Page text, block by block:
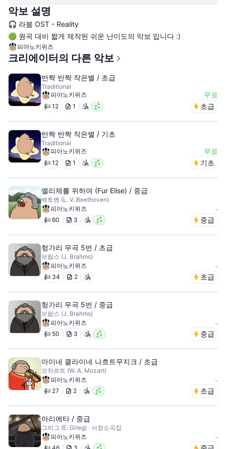
악보 설명
🎧 라붐 OST - Reality
🟢 원곡 대비 짧게 제작된 쉬운 난이도의 악보 입니다 :)
피아노키위즈
크리에이터의 다른 악보
반짝 반짝 작은별 / 초급
Traditional
피아노키위즈
무료
12 1 초급
반짝 반짝 작은별 / 기초
Traditional
피아노키위즈
무료
12 1 기초
엘리제를 위하여 (Fur Elise) / 중급
베토벤 (L. V. Beethoven)
피아노키위즈
-
60 3 중급
헝가리 무곡 5번 / 초급
브람스 (J. Brahms)
피아노키위즈
-
34 2 초급
헝가리 무곡 5번 / 중급
브람스 (J. Brahms)
피아노키위즈
-
50 3 중급
아이네 클라이네 나흐트무지크 / 초급
모차르트 (W. A. Mozart)
피아노키위즈
-
27 2 초급
아리에타 / 중급
그리그 (E. Grieg) · 서정소곡집
피아노키위즈
-